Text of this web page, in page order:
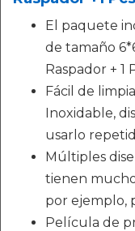
El paquete
de tamaño
Raspador + 1
Fácil de
Inoxidable,
usarlo
Múltiples
tienen
por ejemplo,
Película de